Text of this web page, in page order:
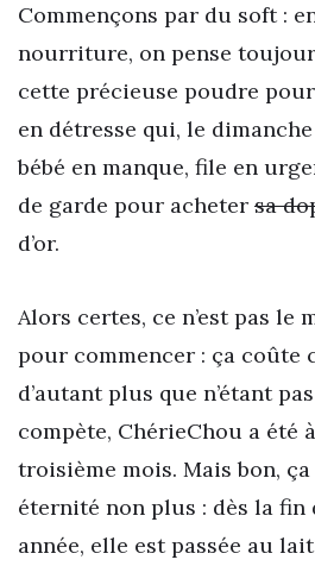
Commençons par du soft :
nourriture, on pense
cette précieuse poudre
en détresse qui, le
bébé en manque, file en
de garde pour acheter sa
d’or.
Alors certes, ce n’est pas le
pour commencer : ça coûte
d’autant plus que n’étant
compète, ChérieChou a été
troisième mois. Mais bon,
éternité non plus : dès la fin
année, elle est passée au